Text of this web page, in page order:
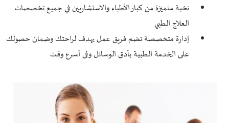
نخبة متميزة من كبار الأطباء والاستشاريين في جميع تخصصات
العلاج الطبي
إدارة متخصصة تضم فريق عمل يهدف لراحتك وضمان حصولك
على الخدمة الطبية بأدق الوسائل وفى أسرع وقت